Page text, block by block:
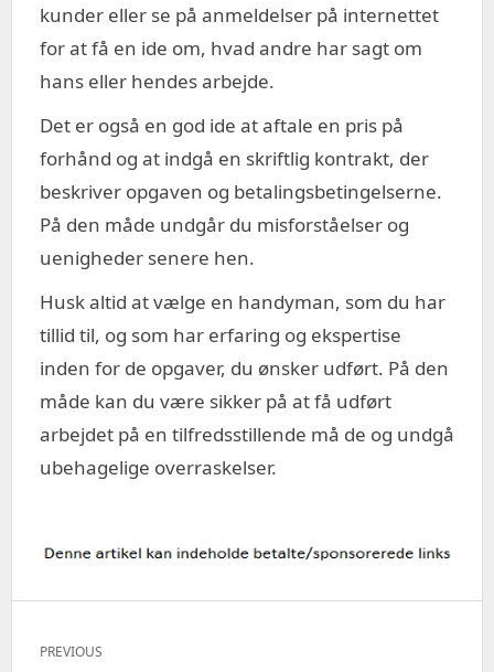
kunder eller se på anmeldelser på internettet
for at få en ide om, hvad andre har sagt om
hans eller hendes arbejde.
Det er også en god ide at aftale en pris på
forhånd og at indgå en skriftlig kontrakt, der
beskriver opgaven og betalingsbetingelserne.
På den måde undgår du misforståelser og
uenigheder senere hen.
Husk altid at vælge en handyman, som du har
tillid til, og som har erfaring og ekspertise
inden for de opgaver, du ønsker udført. På den
måde kan du være sikker på at få udført
arbejdet på en tilfredsstillende må de og undgå
ubehagelige overraskelser.
Indlægsnavigation
PREVIOUS